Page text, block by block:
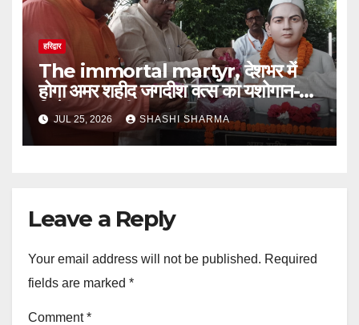
हरिद्वार
The immortal martyr, देशभर में
होगा अमर शहीद जगदीश वत्स का यशोगान-
जितेन्द्र रघुवंशी
JUL 25, 2026 SHASHI SHARMA
Leave a Reply
Your email address will not be published. Required
fields are marked *
Comment*